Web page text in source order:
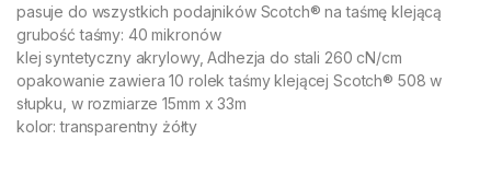
pasuje do wszystkich podajników Scotch® na taśmę klejącą
grubość taśmy: 40 mikronów
klej syntetyczny akrylowy, Adhezja do stali 260 cN/cm
opakowanie zawiera 10 rolek taśmy klejącej Scotch® 508 w
słupku, w rozmiarze 15mm x 33m
kolor: transparentny żółty